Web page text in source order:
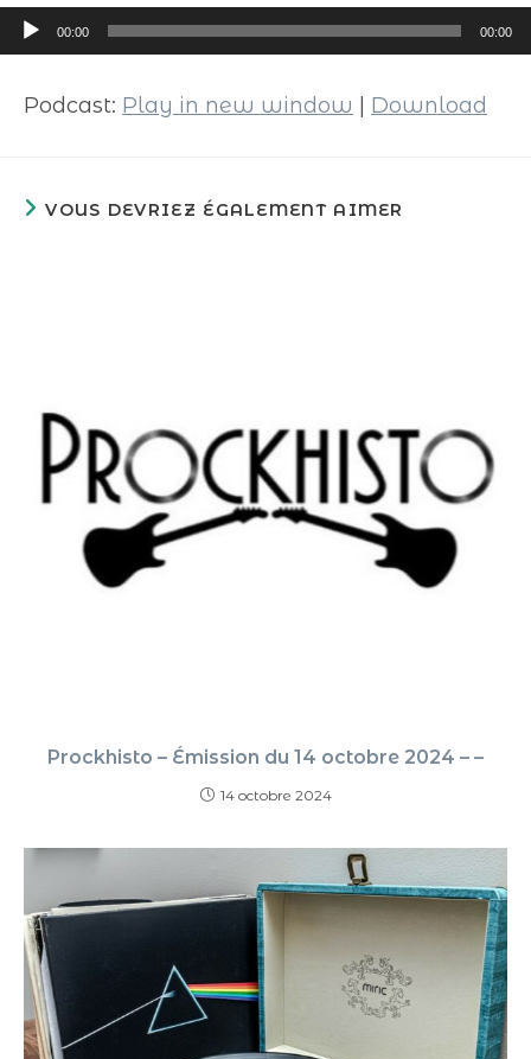
Lecteur
audio
00:00 00:00
Podcast: Play in new window Download
VOUS DEVRIEZ ÉGALEMENT AIMER
Prockhisto – Émission du 14 octobre 2024 – –
14 octobre 2024